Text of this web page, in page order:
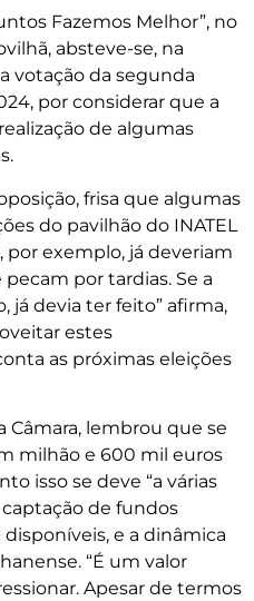
Fazemos Melhor”, no
absteve-se, na
votação da segunda
por considerar que a
de algumas
frisa que algumas
do pavilhão do INATEL
por exemplo, já deveriam
pecam por tardias. Se a
já devia ter feito” afirma,
estes
as próximas eleições
Câmara, lembrou que se
milhão e 600 mil euros
isso se deve “a várias
de fundos
e a dinâmica
“É um valor
Apesar de termos